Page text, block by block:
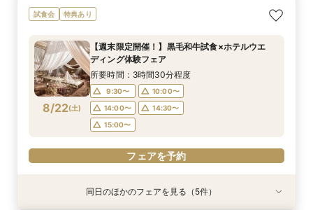
8/21(金)
【和婚希望のお2人へ】出雲の神様祀る神殿見学
＆和装体験
12:00〜
14:00〜
16:00〜
フェアを予約
8/21(金)
【マタニティ＆ファミリー婚限定】挙式前後の2
泊宿泊特典付き
12:00〜
14:00〜
16:00〜
フェアを予約
8/21(金)
【6名～40名＊少人数婚】少人数専用プラン×な
んでも相談フェア
12:00〜
14:00〜
16:00〜
フェアを予約
試食会 特典あり
8/22(土)
【週末限定開催！】黒毛和牛試食×ホテルウエ
ディング体験フェア
所要時間：3時間30分程度
9:30〜
10:00〜
14:00〜
14:30〜
15:00〜
フェアを予約
特典あり
特典あり
特典あり
特典あり同日のほかのフェアを見る（5件）